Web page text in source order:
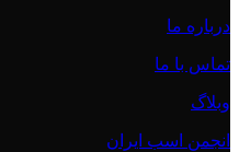
درباره ما
تماس با ما
وبلاگ
انجمن اسب ایران